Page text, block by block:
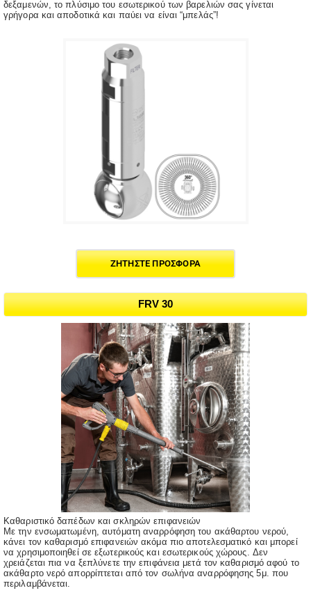
δεξαμενών, το πλύσιμο του εσωτερικού των βαρελιών σας γίνεται
γρήγορα και αποδοτικά και παύει να είναι “μπελάς”!
ΖΗΤΗΣΤΕ ΠΡΟΣΦΟΡΑ
FRV 30
Καθαριστικό δαπέδων και σκληρών επιφανειών
Με την ενσωματωμένη, αυτόματη αναρρόφηση του ακάθαρτου νερού,
κάνει τον καθαρισμό επιφανειών ακόμα πιο αποτελεσματικό και μπορεί
να χρησιμοποιηθεί σε εξωτερικούς και εσωτερικούς χώρους. Δεν
χρειάζεται πια να ξεπλύνετε την επιφάνεια μετά τον καθαρισμό αφού το
ακάθαρτο νερό απορρίπτεται από τον σωλήνα αναρρόφησης 5μ. που
περιλαμβάνεται.